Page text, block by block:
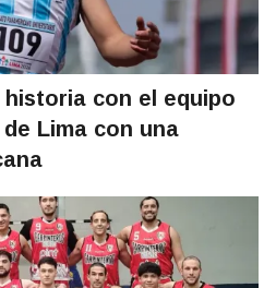
historia con el equipo
Lima con una